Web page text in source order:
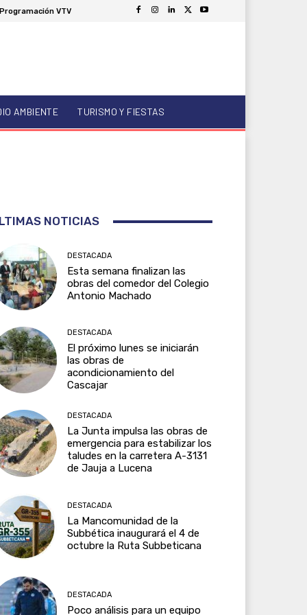
Programación VTV
AMBIENTE TURISMO Y FIESTAS
NOTICIAS
DESTACADA
Esta semana finalizan las
obras del comedor del Colegio
Antonio Machado
DESTACADA
El próximo lunes se iniciarán
las obras de
acondicionamiento del
Cascajar
DESTACADA
La Junta impulsa las obras de
emergencia para estabilizar los
taludes en la carretera A-3131
de Jauja a Lucena
DESTACADA
La Mancomunidad de la
Subbética inaugurará el 4 de
octubre la Ruta Subbeticana
DESTACADA
Poco análisis para un equipo